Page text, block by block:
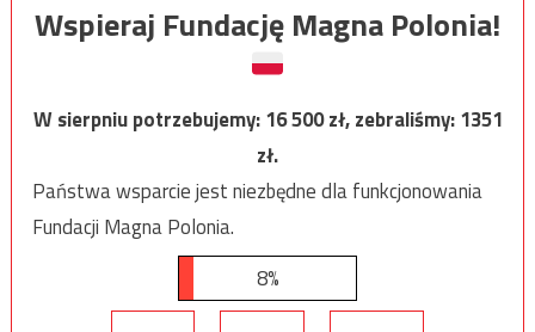
Wspieraj Fundację Magna Polonia!
W sierpniu potrzebujemy:16 500zł, zebraliśmy:1351
zł.
Państwa wsparcie jest niezbędne dla funkcjonowania
Fundacji Magna Polonia.
8%